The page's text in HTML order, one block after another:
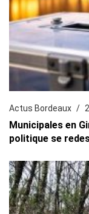
Actus Bordeaux
Municipales en
politique se